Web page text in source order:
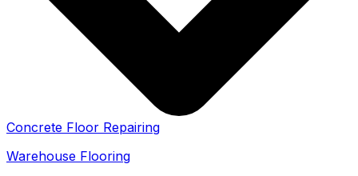
Concrete Floor Repairing
Warehouse Flooring